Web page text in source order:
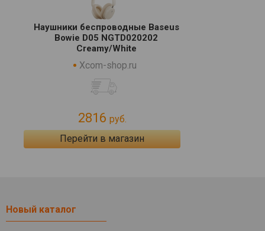
Наушники беспроводные Baseus
Bowie D05 NGTD020202
Creamy/White
Xcom-shop.ru
2816 руб.
Перейти в магазин
Новый каталог